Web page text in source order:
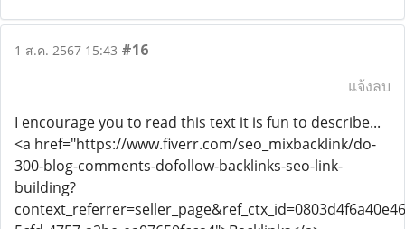
1 ส.ค. 2567 15:43 #16
แจ้งลบ
I encourage you to read this text it is fun to describe...
<a href="https://www.fiverr.com/seo_mixbacklink/do-
300-blog-comments-dofollow-backlinks-seo-link-
building?